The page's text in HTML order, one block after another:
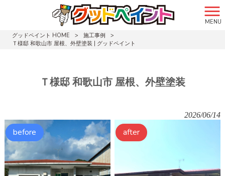
MENU
グッドペイント HOME
> 施工事例
>
Ｔ様邸 和歌山市 屋根、外壁塗装 | グッドペイント
Ｔ様邸 和歌山市 屋根、外壁塗装
2026/06/14